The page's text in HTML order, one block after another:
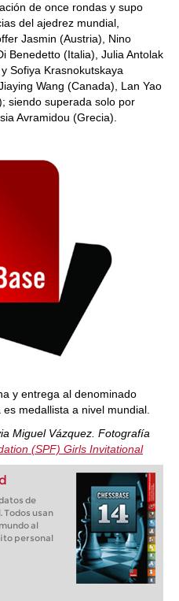
de once rondas y supo
del ajedrez mundial,
Jasmin (Austria), Nino
Benedetto (Italia), Julia Antolak
Sofiya Krasnokutskaya
Wang (Canada), Lan Yao
siendo superada solo por
Avramidou (Grecia).
y entrega al denominado
medallista a nivel mundial.
Miguel Vázquez. Fotografía
(SPF) Girls Invitational
de
usan
al
personal